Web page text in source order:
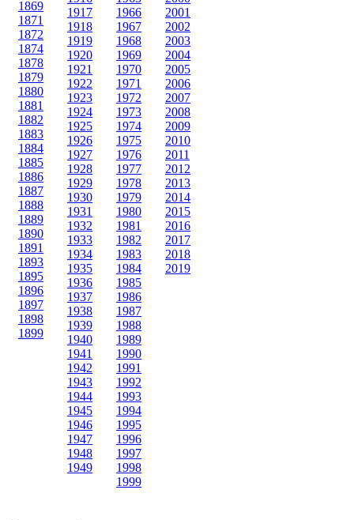
1869
1871
1872
1874
1878
1879
1880
1881
1882
1883
1884
1885
1886
1887
1888
1889
1890
1891
1893
1895
1896
1897
1898
1899
1917
1918
1919
1920
1921
1922
1923
1924
1925
1926
1927
1928
1929
1930
1931
1932
1933
1934
1935
1936
1937
1938
1939
1940
1941
1942
1943
1944
1945
1946
1947
1948
1949
1966
1967
1968
1969
1970
1971
1972
1973
1974
1975
1976
1977
1978
1979
1980
1981
1982
1983
1984
1985
1986
1987
1988
1989
1990
1991
1992
1993
1994
1995
1996
1997
1998
1999
2001
2002
2003
2004
2005
2006
2007
2008
2009
2010
2011
2012
2013
2014
2015
2016
2017
2018
2019